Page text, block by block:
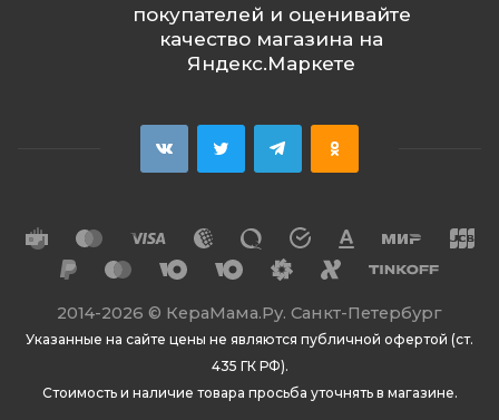
2014-2026 © КераМама.Ру. Санкт-Петербург
Указанные на сайте цены не являются публичной офертой (ст.
435 ГК РФ).
Стоимость и наличие товара просьба уточнять в магазине.